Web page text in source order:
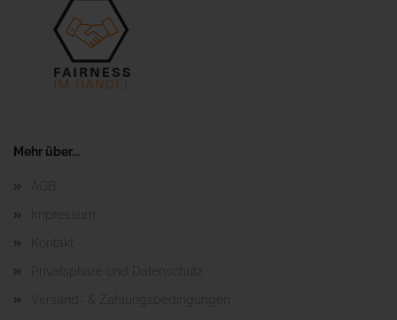
Mehr über...
Impressum
Kontakt
Privatsphäre und Datenschutz
Versand- & Zahlungsbedingungen